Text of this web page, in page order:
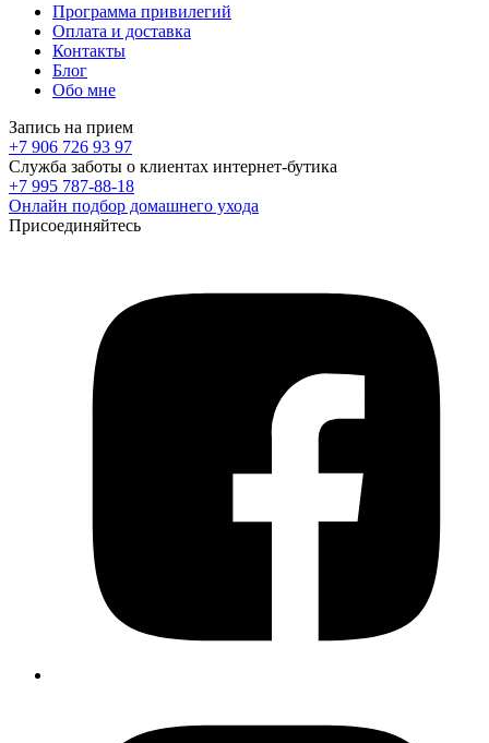
Программа привилегий
Оплата и доставка
Контакты
Блог
Обо мне
Запись на прием
+7 906 726 93 97
Служба заботы о клиентах интернет-бутика
+7 995 787-88-18
Онлайн подбор домашнего ухода
Присоединяйтесь